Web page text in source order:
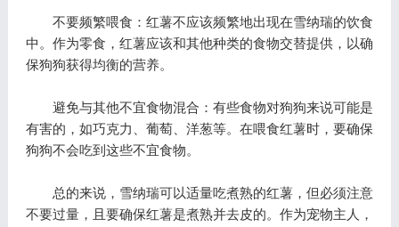
不要频繁喂食：红薯不应该频繁地出现在雪纳瑞的饮食
中。作为零食，红薯应该和其他种类的食物交替提供，以确
保狗狗获得均衡的营养。
避免与其他不宜食物混合：有些食物对狗狗来说可能是
有害的，如巧克力、葡萄、洋葱等。在喂食红薯时，要确保
狗狗不会吃到这些不宜食物。
总的来说，雪纳瑞可以适量吃煮熟的红薯，但必须注意
不要过量，且要确保红薯是煮熟并去皮的。作为宠物主人，